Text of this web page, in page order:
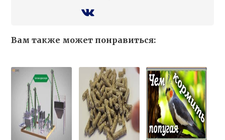
Вам также может понравиться: